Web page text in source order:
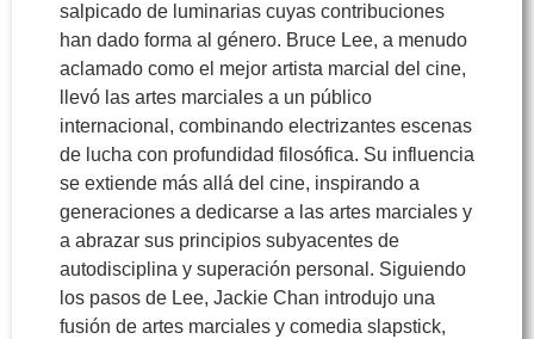
salpicado de luminarias cuyas contribuciones
han dado forma al género. Bruce Lee, a menudo
aclamado como el mejor artista marcial del cine,
llevó las artes marciales a un público
internacional, combinando electrizantes escenas
de lucha con profundidad filosófica. Su influencia
se extiende más allá del cine, inspirando a
generaciones a dedicarse a las artes marciales y
a abrazar sus principios subyacentes de
autodisciplina y superación personal. Siguiendo
los pasos de Lee, Jackie Chan introdujo una
fusión de artes marciales y comedia slapstick,